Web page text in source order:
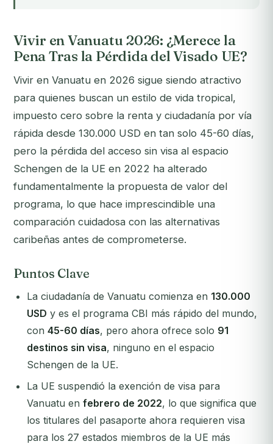
Vivir en Vanuatu 2026: ¿Merece la
Pena Tras la Pérdida del Visado UE?
Vivir en Vanuatu en 2026 sigue siendo atractivo
para quienes buscan un estilo de vida tropical,
impuesto cero sobre la renta y ciudadanía por vía
rápida desde 130.000 USD en tan solo 45-60 días,
pero la pérdida del acceso sin visa al espacio
Schengen de la UE en 2022 ha alterado
fundamentalmente la propuesta de valor del
programa, lo que hace imprescindible una
comparación cuidadosa con las alternativas
caribeñas antes de comprometerse.
Puntos Clave
La ciudadanía de Vanuatu comienza en 130.000
USD y es el programa CBI más rápido del mundo,
con 45-60 días, pero ahora ofrece solo 91
destinos sin visa, ninguno en el espacio
Schengen de la UE.
La UE suspendió la exención de visa para
Vanuatu en febrero de 2022, lo que significa que
los titulares del pasaporte ahora requieren visa
para los 27 estados miembros de la UE más